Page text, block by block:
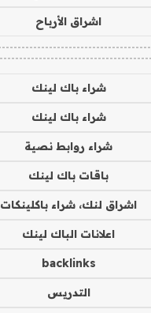
اشراق الأرباح
شراء باك لينك
شراء باك لينك
شراء روابط نصية
باقات باك لينك
اشراق لنك، شراء باكلينكات
اعلانات الباك لينك
backlinks
التدريس